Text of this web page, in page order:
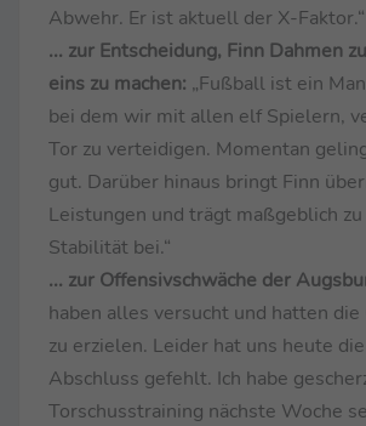
Abwehr. Er ist aktuell der X-Faktor.“
... zur Entscheidung, Finn Dahmen
eins zu machen: „Fußball ist ein
bei dem wir mit allen elf Spielern,
Tor zu verteidigen. Momentan
gut. Darüber hinaus bringt Finn
Leistungen und trägt maßgeblich
Stabilität bei.“
... zur Offensivschwäche der
haben alles versucht und hatten die
zu erzielen. Leider hat uns heute
Abschluss gefehlt. Ich habe
Torschusstraining nächste Woche